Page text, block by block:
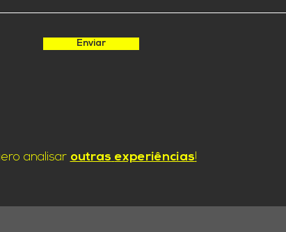
Enviar
analisar outras experiências!